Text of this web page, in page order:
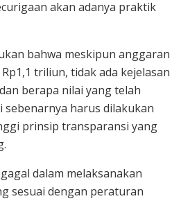
akan adanya praktik
bahwa meskipun anggaran
triliun, tidak ada kejelasan
berapa nilai yang telah
sebenarnya harus dilakukan
prinsip transparansi yang
dalam melaksanakan
sesuai dengan peraturan